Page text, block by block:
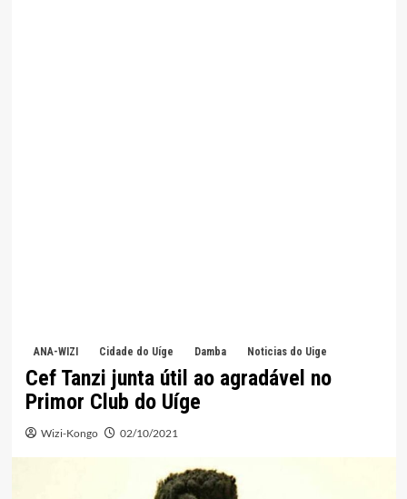
ANA-WIZI Cidade do Uíge Damba Noticias do Uige
Cef Tanzi junta útil ao agradável no
Primor Club do Uíge
Wizi-Kongo 02/10/2021